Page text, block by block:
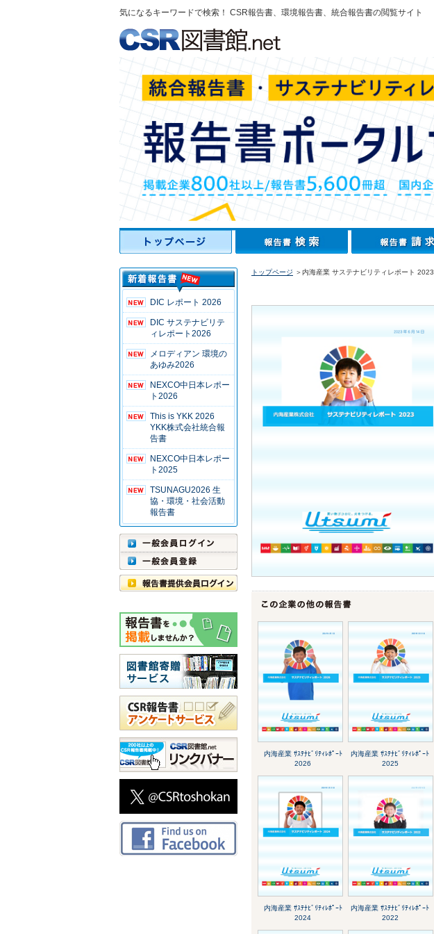
気になるキーワードで検索！ CSR報告書、環境報告書、統合報告書の閲覧サイト
DIC レポート 2026
DIC サステナビリテ
ィレポート2026
メロディアン 環境の
あゆみ2026
NEXCO中日本レポー
ト2026
This is YKK 2026
YKK株式会社統合報
告書
NEXCO中日本レポー
ト2025
TSUNAGU2026 生
協・環境・社会活動
報告書
トップページ ＞内海産業 サステナビリティレポート 2023
内海産業 ｻｽﾃﾅﾋﾞﾘﾃｨﾚﾎﾟｰﾄ
2026
内海産業 ｻｽﾃﾅﾋﾞﾘﾃｨﾚﾎﾟｰﾄ
2025
内海産業 ｻｽﾃﾅﾋﾞﾘﾃｨﾚﾎﾟｰﾄ
2024
内海産業 ｻｽﾃﾅﾋﾞﾘﾃｨﾚﾎﾟｰﾄ
2022